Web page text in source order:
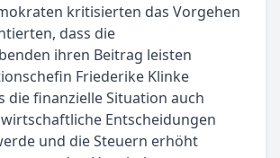
kritisierten das Vorgehen
dass die
ihren Beitrag leisten
Friederike Klinke
die finanzielle Situation auch
Entscheidungen
und die Steuern erhöht